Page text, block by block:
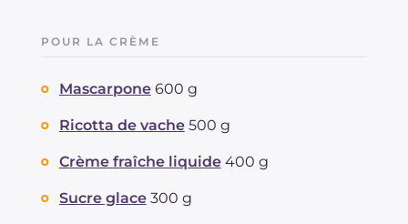
POUR LA CRÈME
Mascarpone 600 g
Ricotta de vache 500 g
Crème fraîche liquide 400 g
Sucre glace 300 g